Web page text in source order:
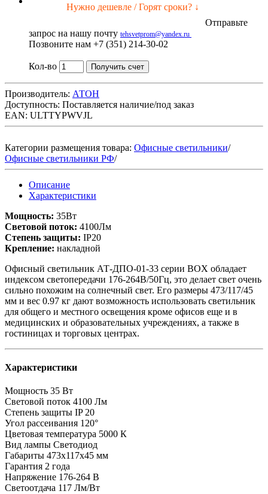
Нужно дешевле / Горят сроки? ↓
Отправьте
запрос на нашу почту tehsvetprom@yandex.ru
Позвоните нам +7 (351) 214-30-02
Кол-во Получить счет
Производитель: АТОН
Доступность: Поставляется наличие/под заказ
EAN: ULTTYPWVJL
Категории размещения товара: Офисные светильники/
Офисные светильники РФ/
Описание
Характеристики
Мощность: 35Вт
Световой поток: 4100Лм
Степень защиты: IP20
Крепление: накладной
Офисный светильник АТ-ДПО-01-33 серии BOX обладает
индексом светопередачи 176-264В/50Гц, это делает свет очень
сильно похожим на солнечный свет. Его размеры 473/117/45
мм и вес 0.97 кг дают возможность использовать светильник
для общего и местного освещения кроме офисов еще и в
медицинских и образовательных учреждениях, а также в
гостиницах и торговых центрах.
Характеристики
Мощность 35 Вт
Световой поток 4100 Лм
Степень защиты IP 20
Угол рассеивания 120°
Цветовая температура 5000 К
Вид лампы Светодиод
Габариты 473х117х45 мм
Гарантия 2 года
Напряжение 176-264 В
Светоотдача 117 Лм/Вт